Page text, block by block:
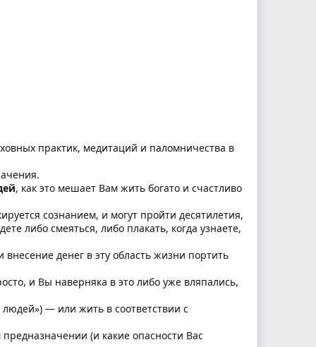
практик, медитаций и паломничества в
, как это мешает Вам жить богато и счастливо
сознанием, и могут пройти десятилетия,
либо смеяться, либо плакать, когда узнаете,
денег в эту область жизни портить
и Вы наверняка в это либо уже вляпались,
людей») — или жить в соответствии с
(и какие опасности Вас